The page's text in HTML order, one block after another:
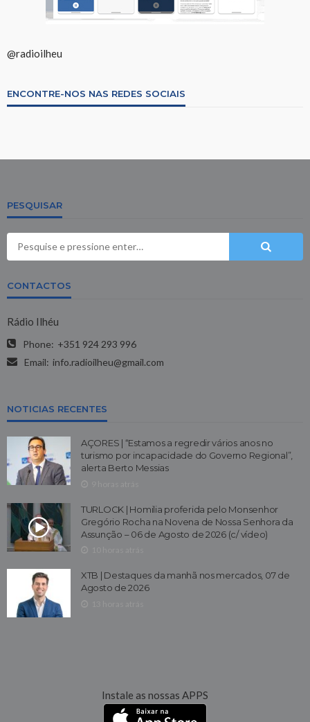
@radioilheu
ENCONTRE-NOS NAS REDES SOCIAIS
PESQUISAR
CONTACTOS
Rádio Ilhéu
Phone: +351 924 293 996
Email: info.radioilheu@gmail.com
NOTICIAS RECENTES
AÇORES | “Estamos a regredir vários anos no
turismo por incapacidade do Governo Regional”,
alerta Berto Messias
TURLOCK | Homilia proferida pelo Monsenhor
Gregório Rocha na Novena de Nossa Senhora da
Assunção – 06 de Agosto de 2026 (c/ vídeo)
XTB | Destaques da manhã nos mercados, 07 de
Agosto de 2026
Instale as nossas APPS